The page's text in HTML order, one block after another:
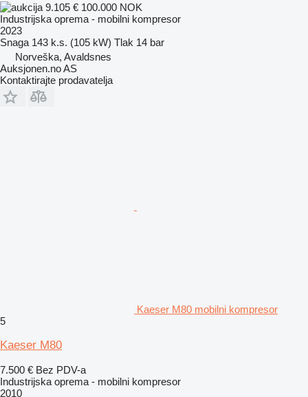
9.105 € 100.000 NOK
Industrijska oprema - mobilni kompresor
2023
Snaga 143 k.s. (105 kW) Tlak 14 bar
Norveška, Avaldsnes
Auksjonen.no AS
Kontaktirajte prodavatelja
Kaeser M80 mobilni kompresor
5
Kaeser M80
7.500 € Bez PDV-a
Industrijska oprema - mobilni kompresor
2010